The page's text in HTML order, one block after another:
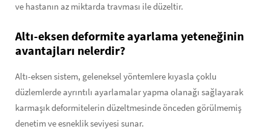
ve hastanın az miktarda travması ile düzeltir.
Altı-eksen deformite ayarlama yeteneğinin
avantajları nelerdir?
Altı-eksen sistem, geleneksel yöntemlere kıyasla çoklu
düzlemlerde ayrıntılı ayarlamalar yapma olanağı sağlayarak
karmaşık deformitelerin düzeltmesinde önceden görülmemiş
denetim ve esneklik seviyesi sunar.